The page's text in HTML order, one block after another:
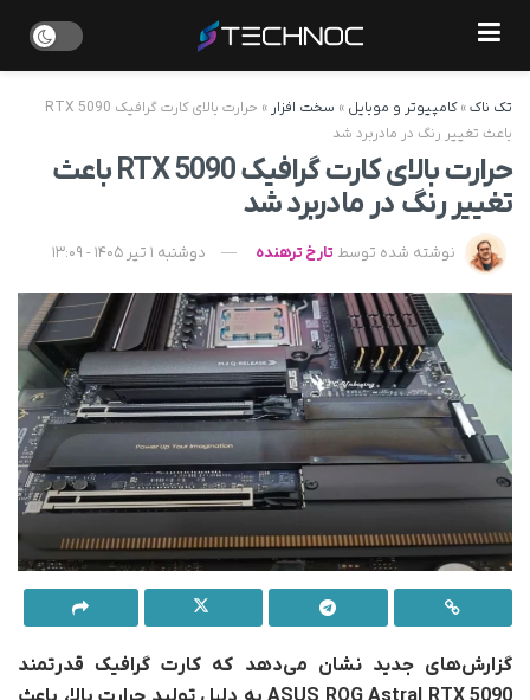
تک ناک»کامپیوتر و موبایل » سخت افزار »
حرارت بالای کارت گرافیک RTX 5090
باعث تغییر رنگ در مادربرد شد
حرارت بالای کارت گرافیک RTX 5090 باعث
تغییر رنگ در مادربرد شد
نوشته شده توسط تارخ ترهنده دوشنبه 1 تیر 1405 - 13:09
گزارش‌های جدید نشان می‌دهد که کارت گرافیک قدرتمند